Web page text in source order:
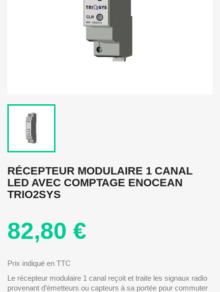
RÉCEPTEUR MODULAIRE 1 CANAL
LED AVEC COMPTAGE ENOCEAN
TRIO2SYS
82,80 €
Prix indiqué en TTC
Le récepteur modulaire 1 canal reçoit et traite les signaux radio
provenant d’émetteurs ou capteurs à sa portée pour commuter